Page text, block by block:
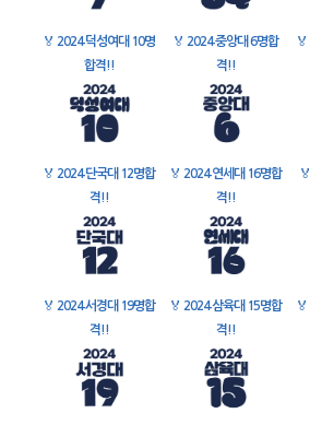
🏅 2024 덕성여대 10명
합격!!
🏅 2024 중앙대 6명합
격!!
🏅
🏅 2024 단국대 12명합
격!!
🏅 2024 연세대 16명합
격!!
🏅
🏅 2024 서경대 19명합
격!!
🏅 2024 삼육대 15명합
격!!
🏅